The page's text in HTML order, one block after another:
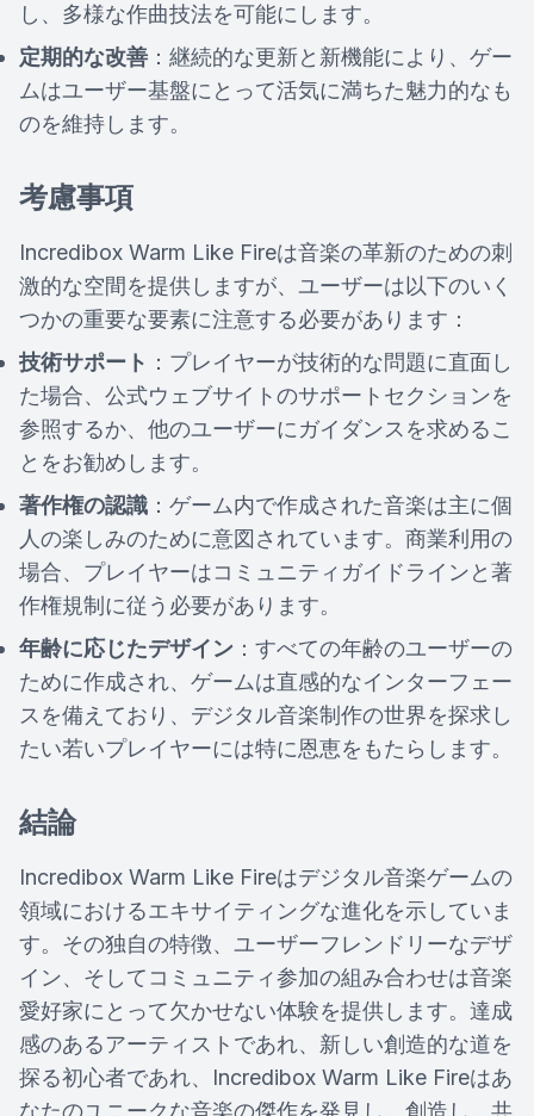
し、多様な作曲技法を可能にします。
定期的な改善 ：継続的な更新と新機能により、ゲー
ムはユーザー基盤にとって活気に満ちた魅力的なも
のを維持します。
考慮事項
Incredibox Warm Like Fireは音楽の革新のための刺
激的な空間を提供しますが、ユーザーは以下のいく
つかの重要な要素に注意する必要があります：
技術サポート ：プレイヤーが技術的な問題に直面し
た場合、公式ウェブサイトのサポートセクションを
参照するか、他のユーザーにガイダンスを求めるこ
とをお勧めします。
著作権の認識 ：ゲーム内で作成された音楽は主に個
人の楽しみのために意図されています。商業利用の
場合、プレイヤーはコミュニティガイドラインと著
作権規制に従う必要があります。
年齢に応じたデザイン ：すべての年齢のユーザーの
ために作成され、ゲームは直感的なインターフェー
スを備えており、デジタル音楽制作の世界を探求し
たい若いプレイヤーには特に恩恵をもたらします。
結論
Incredibox Warm Like Fireはデジタル音楽ゲームの
領域におけるエキサイティングな進化を示していま
す。その独自の特徴、ユーザーフレンドリーなデザ
イン、そしてコミュニティ参加の組み合わせは音楽
愛好家にとって欠かせない体験を提供します。達成
感のあるアーティストであれ、新しい創造的な道を
探る初心者であれ、Incredibox Warm Like Fireはあ
なたのユニークな音楽の傑作を発見し、創造し、共